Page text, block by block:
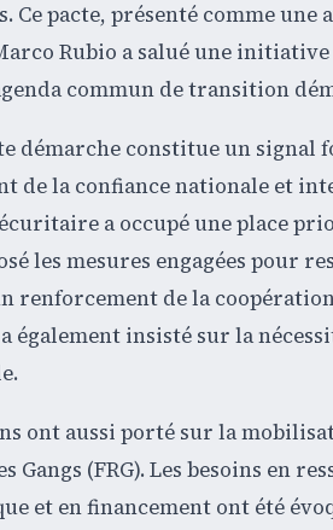
Ce pacte, présenté comme
Rubio a salué une
commun de transition
démarche constitue un signal
de la confiance nationale et
a occupé une place
les mesures engagées pour
renforcement de la
également insisté sur la
ont aussi porté sur la
Gangs (FRG). Les besoins en
et en financement ont été